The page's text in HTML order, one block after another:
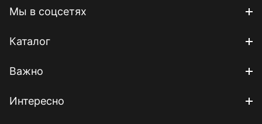
Мы в соцсетях
Каталог
Важно
Интересно